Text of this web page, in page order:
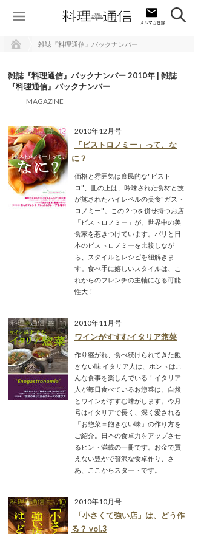
雑誌『料理通信』バックナンバー
雑誌『料理通信』バックナンバー 2010年 | 雑誌
『料理通信』バックナンバー
MAGAZINE
2010年12月号
「ビストロノミー」って、な
に？
価格と雰囲気は庶民的な"ビスト
ロ"、皿の上は、吟味された食材と技
が施されたハイレベルの美食"ガスト
ロノミー"。この２つを併せ持つお店
「ビストロノミー」が、世界中の美
食家を惹きつけています。パリと日
本のビストロノミーを比較しなが
ら、スタイルとレシピを紐解きま
す。食べ手に嬉しいスタイルは、こ
れからのフレンチの主軸になる可能
性大！
2010年11月号
ワインがすすむイタリア惣菜
作り継がれ、食べ続けられてきた飽
きない味 イタリア人は、ホントはこ
んな食事を楽しんでいる！イタリア
人が毎日食べているお惣菜は、自然
とワインがすすむ味がします。今月
号はイタリアで長く、深く愛される
「お惣菜＝飽きない味」の作り方を
ご紹介。日本の食卓力をアップさせ
るヒント満載の一冊です。お金で買
えない豊かで贅沢な食卓作り、さ
あ、ここからスタートです。
2010年10月号
「小さくて強い店」は、どう作
る？ vol.3